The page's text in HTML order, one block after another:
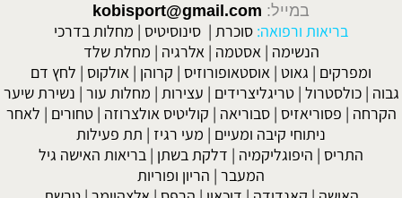
במייל: kobisport@gmail.com
בריאות ורפואה: סוכרת | סינוסיטיס | מחלות בדרכי
הנשימה | אסטמה | אלרגיה | מחלת שלד
ומפרקים | גאוט | אוסטאופורוזיס | קרוהן | אולקוס | לחץ דם
גבוה |כולסטרול |טריגליצרידים | עצירות | מחלות עור | נשירת שיער
הקרחה | פסוריאזיס |סבוריאה | קוליטיס אולצרוזה |טחורים | לאחר
ניתוחי קיבה ומעיים | מעי רגיז | תת פעילות
התריס | היפוגליקמיה | דלקת בשתן | בריאות האישה גיל
המעבר | הריון ופוריות